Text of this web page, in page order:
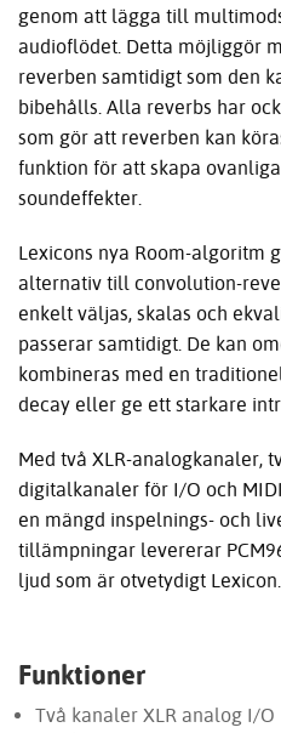
genom att lägga till
audioflödet. Detta möjliggör
reverben samtidigt som den
bibehålls. Alla reverbs har
som gör att reverben kan
funktion för att skapa
soundeffekter.
Lexicons nya Room-algoritm
alternativ till convolution-
enkelt väljas, skalas och
passerar samtidigt. De kan
kombineras med en
decay eller ge ett starkare
Med två XLR-analogkanaler,
digitalkanaler för I/O och
en mängd inspelnings- och
tillämpningar levererar
ljud som är otvetydigt Lexicon.
Funktioner
Två kanaler XLR analog I/O